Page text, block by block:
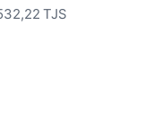
TJS